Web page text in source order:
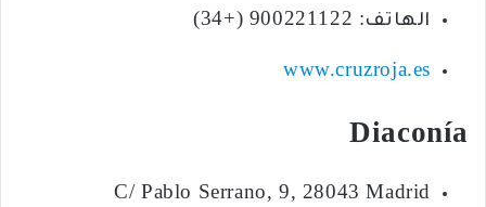
الهاتف: 900221122 (+34)
www.cruzroja.es
Diaconía
C/ Pablo Serrano, 9, 28043 Madrid